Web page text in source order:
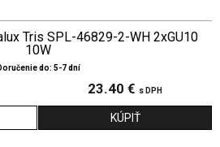
Tris SPL-46829-2-WH 2xGU10
10W
do: 5-7 dní
23.40 € s DPH